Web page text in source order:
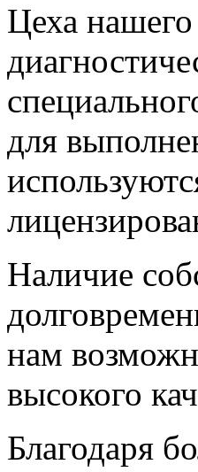
Цеха
для
Наличие
нам
высокого
Благодаря